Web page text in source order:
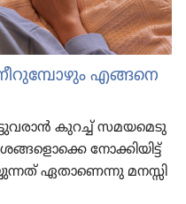
എങ്ങനെ
കുറച്ച്‌ സമയ​മെ​ടു​
നോക്കി​യിട്ട്‌
ഏതാ​ണെന്നു മനസ്സി​